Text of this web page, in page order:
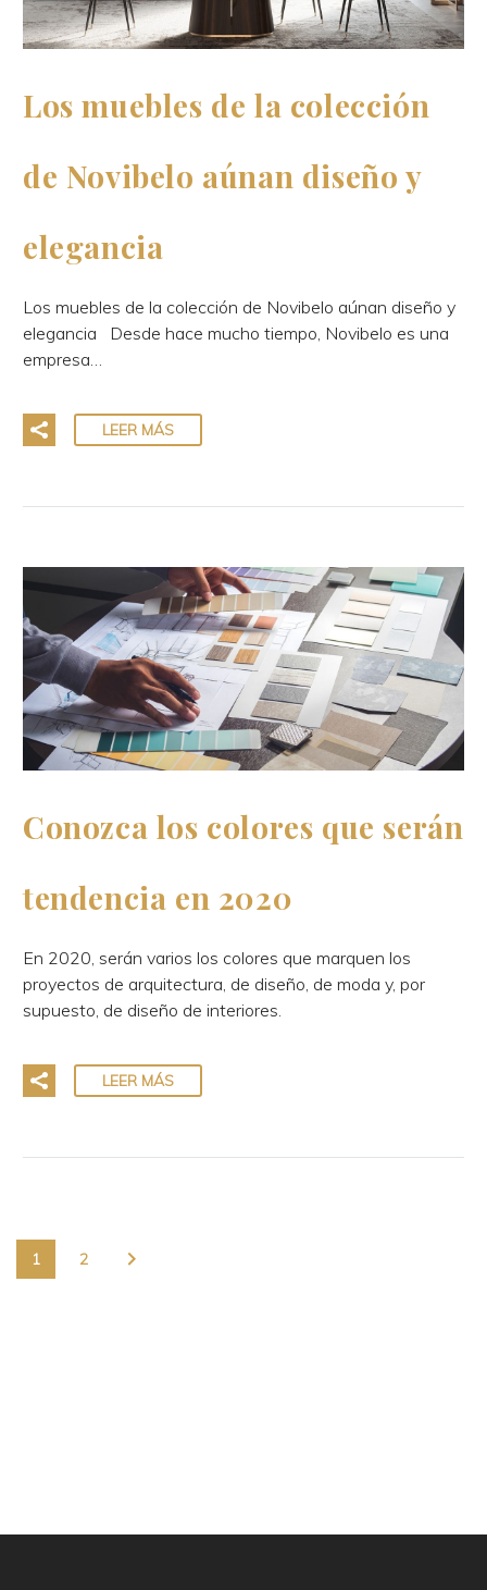
Los muebles de la colección
de Novibelo aúnan diseño y
elegancia
Los muebles de la colección de Novibelo aúnan diseño y
elegancia Desde hace mucho tiempo, Novibelo es una
empresa…
LEER MÁS
Conozca los colores que serán
tendencia en 2020
En 2020, serán varios los colores que marquen los
proyectos de arquitectura, de diseño, de moda y, por
supuesto, de diseño de interiores.
LEER MÁS
1 2